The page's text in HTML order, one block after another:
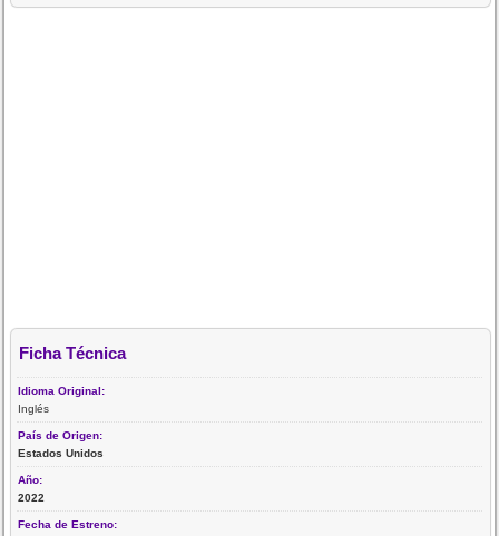
Ficha Técnica
Idioma Original:
Inglés
País de Origen:
Estados Unidos
Año:
2022
Fecha de Estreno: